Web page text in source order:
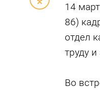
14
86)
отдел
труду
Во